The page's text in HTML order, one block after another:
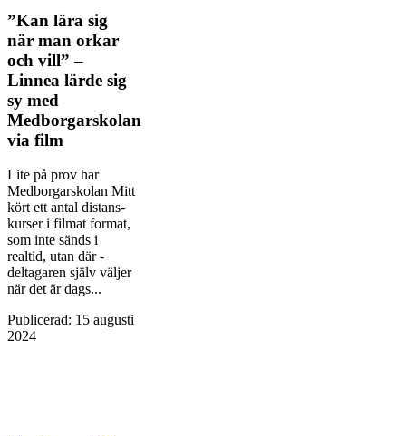
”Kan lära sig
när man orkar
och vill” –
Linnea lärde sig
sy med
Medborgarskolan
via film
Lite på prov har
Medborgarskolan Mitt
kört ett antal distans­
kurser i filmat format,
som inte sänds i
realtid, utan där ­
deltagaren själv väljer
när det är dags...
Publicerad: 15 augusti
2024